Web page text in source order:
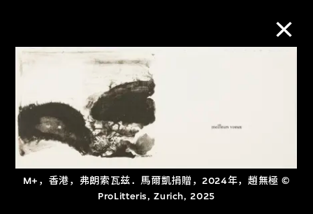
M+，香港，弗朗索瓦兹．馬爾凱捐贈，2024年，趙無極 ©
ProLitteris, Zurich, 2025
M+藏品
进一步筛选